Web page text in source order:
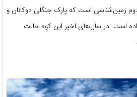
زمین‌شناسی است که پارک جنگلی دوکانان و
است. در سال‌های اخیر این کوه حالت